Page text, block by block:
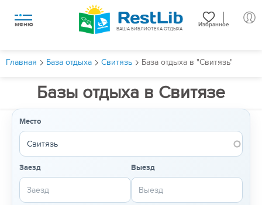
меню Избранное
ВАША БИБЛИОТЕКА ОТДЫХА
Главная База отдыха Свитязь База отдыха в "Свитязь"
Базы отдыха в Свитязе
Место
Заезд Выезд